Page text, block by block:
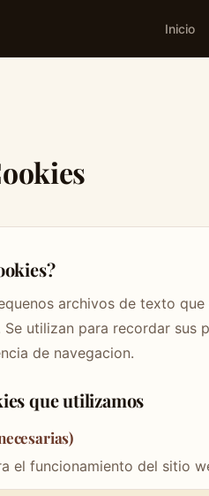
Inicio
archivos de texto
utilizan para recordar sus
de navegacion.
que utilizamos
el funcionamiento del sitio